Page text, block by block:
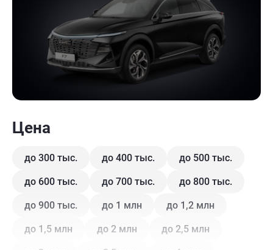
Цена
до 300 тыс. до 400 тыс. до 500 тыс.
до 600 тыс. до 700 тыс. до 800 тыс.
до 900 тыс. до 1 млн до 1,2 млн
до 1,5 млн до 2 млн до 2,5 млн